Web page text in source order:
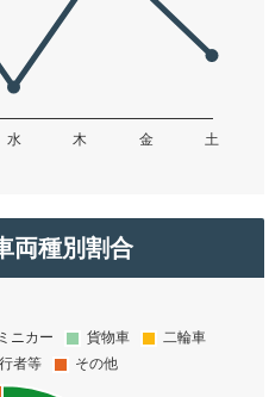
両種別割合